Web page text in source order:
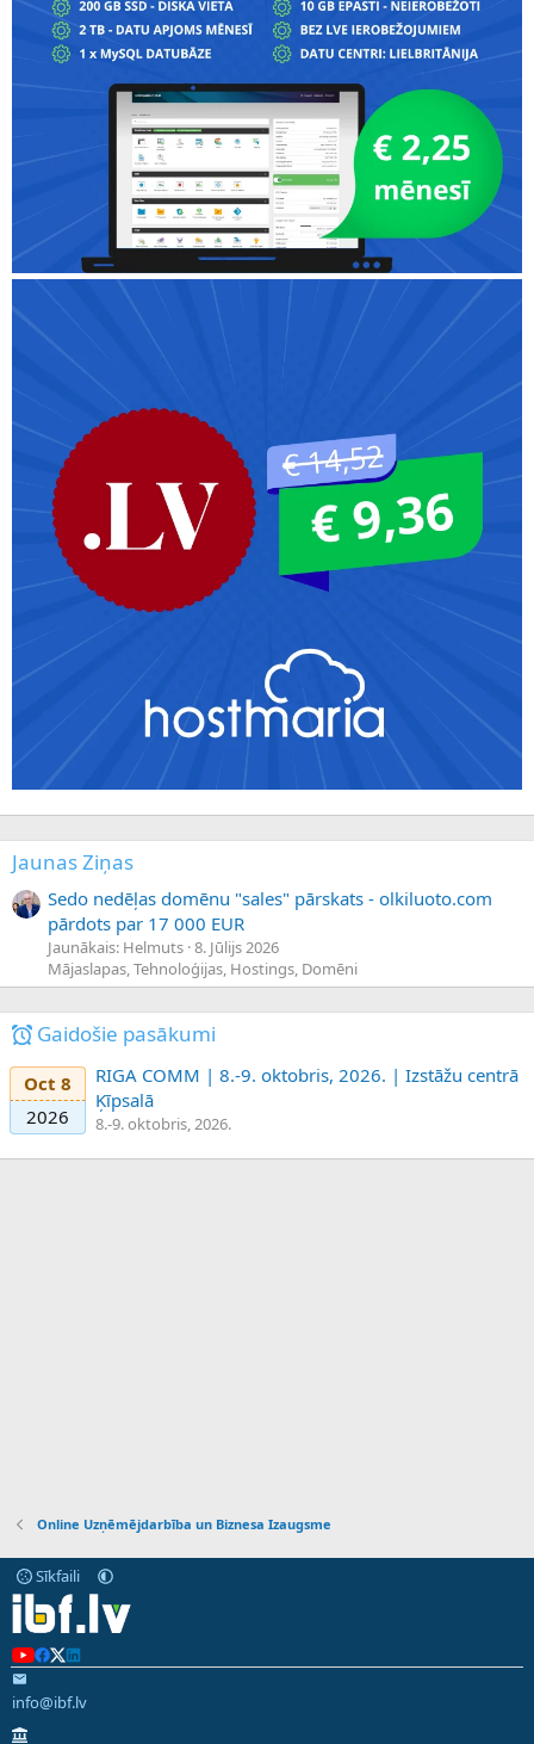
Jaunas Ziņas
Sedo nedēļas domēnu "sales" pārskats - olkiluoto.com
pārdots par 17 000 EUR
Jaunākais: Helmuts 8. Jūlijs 2026
Mājaslapas, Tehnoloģijas, Hostings, Domēni
Gaidošie pasākumi
Oct 8
2026
RIGA COMM | 8.-9. oktobris, 2026. | Izstāžu centrā
Ķīpsalā
8.-9. oktobris, 2026.
Online Uzņēmējdarbība un Biznesa Izaugsme
Sīkfaili
info@ibf.lv